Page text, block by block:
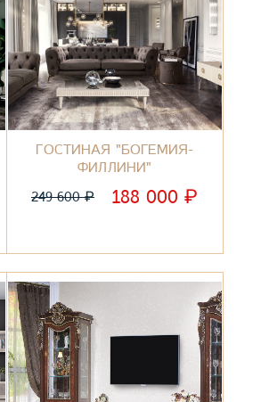
ГОСТИНАЯ "БОГЕМИЯ-
ФИЛЛИНИ"
249 600₽ 188 000₽